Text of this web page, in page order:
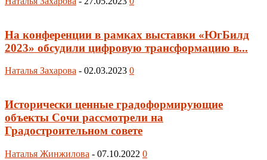
На конференции в рамках выставки «ЮгБилд
2023» обсудили цифровую трансформацию в...
Наталья Захарова - 02.03.2023 0
Исторически ценные градоформирующие
объекты Сочи рассмотрели на
Градостроительном совете
Наталья Жинжилова - 07.10.2022 0